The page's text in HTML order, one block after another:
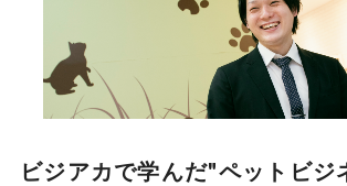
ビジアカで学んだ"ペットビジ